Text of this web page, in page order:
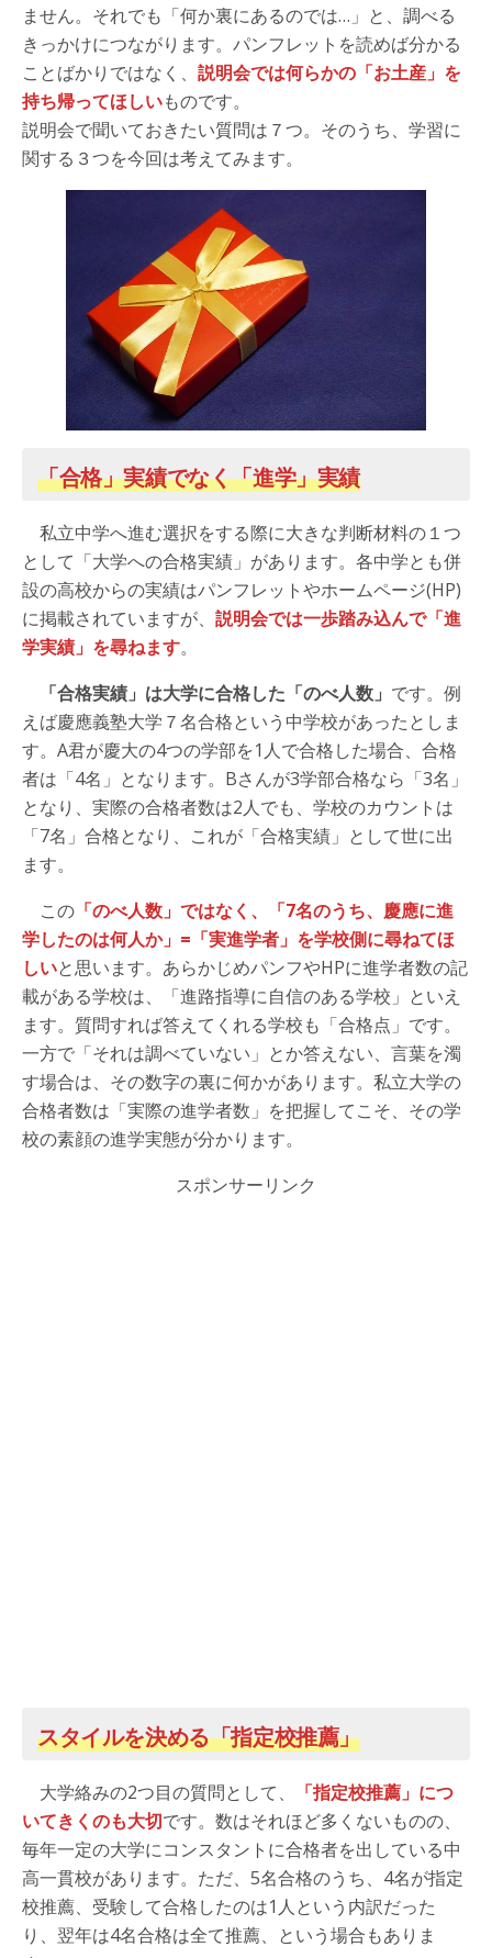
ません。それでも「何か裏にあるのでは…」と、調べる
きっかけにつながります。パンフレットを読めば分かる
ことばかりではなく、 説明会では何らかの「お土産」を
持ち帰ってほしいものです。
説明会で聞いておきたい質問は７つ。そのうち、学習に
関する３つを今回は考えてみます。
「合格」実績でなく「進学」実績
私立中学へ進む選択をする際に大きな判断材料の１つ
として「大学への合格実績」があります。各中学とも併
設の高校からの実績はパンフレットやホームページ(HP)
に掲載されていますが、 説明会では一歩踏み込んで「進
学実績」を尋ねます。
「合格実績」は大学に合格した「のべ人数」 です。例
えば慶應義塾大学７名合格という中学校があったとしま
す。A君が慶大の4つの学部を1人で合格した場合、合格
者は「4名」となります。Bさんが3学部合格なら「3名」
となり、実際の合格者数は2人でも、学校のカウントは
「7名」合格となり、これが「合格実績」として世に出
ます。
この 「のべ人数」ではなく、「7名のうち、慶應に進
学したのは何人か」=「実進学者」を学校側に尋ねてほ
しいと思います。あらかじめパンフやHPに進学者数の記
載がある学校は、「進路指導に自信のある学校」といえ
ます。質問すれば答えてくれる学校も「合格点」です。
一方で「それは調べていない」とか答えない、言葉を濁
す場合は、その数字の裏に何かがあります。私立大学の
合格者数は「実際の進学者数」を把握してこそ、その学
校の素顔の進学実態が分かります。
スポンサーリンク
スタイルを決める「指定校推薦」
大学絡みの2つ目の質問として、
「指定校推薦」につ
いてきくのも大切です。数はそれほど多くないものの、
毎年一定の大学にコンスタントに合格者を出している中
高一貫校があります。ただ、5名合格のうち、4名が指定
校推薦、受験して合格したのは1人という内訳だった
り、翌年は4名合格は全て推薦、という場合もありま